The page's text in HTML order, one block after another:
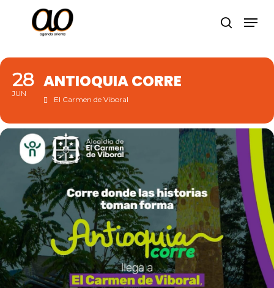
content
search
28
JUN
ANTIOQUIA CORRE
El Carmen de Viboral